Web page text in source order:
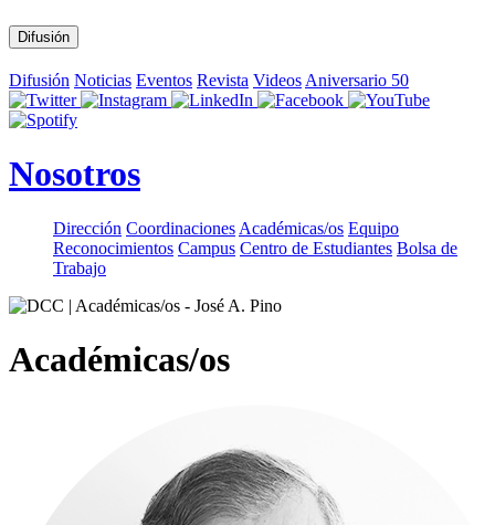
Difusión
Difusión Noticias Eventos Revista Videos Aniversario 50
Nosotros
Dirección Coordinaciones Académicas/os Equipo
Reconocimientos Campus Centro de Estudiantes Bolsa de
Trabajo
Académicas/os